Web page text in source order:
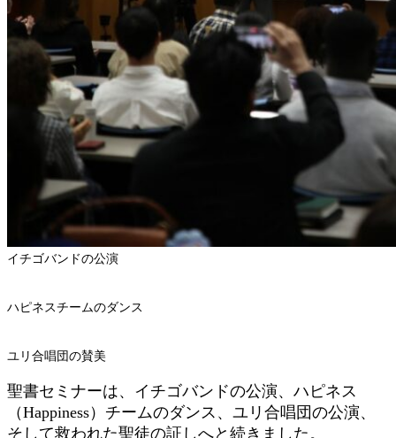
イチゴバンドの公演
ハピネスチームのダンス
ユリ合唱団の賛美
聖書セミナーは、イチゴバンドの公演、ハピネス
（Happiness）チームのダンス、ユリ合唱団の公演、
そして救われた聖徒の証しへと続きました。